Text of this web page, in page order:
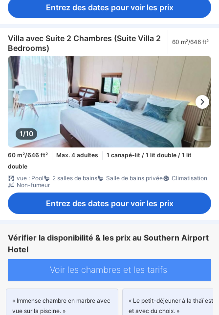
bouteilles d'eau offertes
café instantané gratuit
Entrez des dates pour voir les prix
Villa avec Suite 2 Chambres (Suite Villa 2
Bedrooms)
60 m²/646 ft²
1/10
60 m²/646 ft² Max. 4 adultes
1 canapé-lit / 1 lit double / 1 lit
double
vue : Pool
2 salles de bains Salle de bains privée
Climatisation
Non-fumeur
Entrez des dates pour voir les prix
Vérifier la disponibilité & les prix au Southern Airport
Hotel
Voir les chambres et les tarifs
« Immense chambre en marbre avec
vue sur la piscine. »
« Le petit-déjeuner à la thaï est
et avec du choix. »